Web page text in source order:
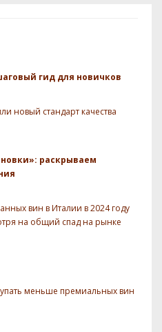
гид для новичков
новый стандарт качества
раскрываем
вин в Италии в 2024 году
на общий спад на рынке
меньше премиальных вин